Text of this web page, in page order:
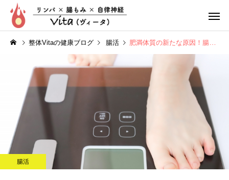
リンパ整体 腸もみ
整体Vitaの健康ブログ 腸活 肥満体質の新たな原因！腸内細菌との驚きの関係とは？
腸活